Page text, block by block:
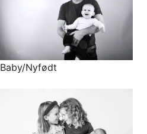
Baby/Nyfødt